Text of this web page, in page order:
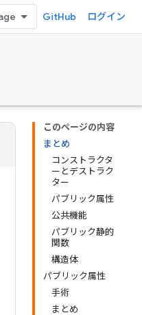
GitHub ログイン
このページの内容
まとめ
コンストラクタ
ーとデストラク
ター
パブリック属性
公共機能
パブリック静的
関数
構造体
パブリック属性
手術
まとめ